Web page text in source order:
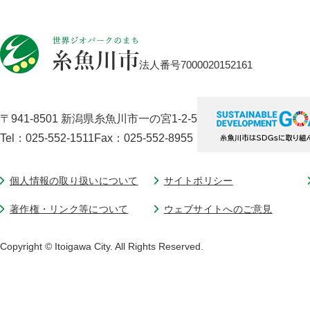
法人番号7000020152161
〒941-8501 新潟県糸魚川市一の宮1-2-5
Tel：025-552-1511Fax：025-552-8955
個人情報の取り扱いについて サイトポリシー
著作権・リンク等について ウェブサイトへのご意見
Copyright © Itoigawa City. All Rights Reserved.